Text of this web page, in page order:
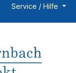
Service / Hilfe